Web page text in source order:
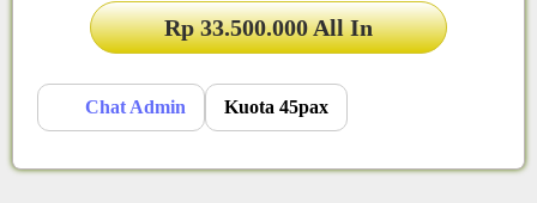
Rp 33.500.000 All In
Chat Admin Kuota 45pax